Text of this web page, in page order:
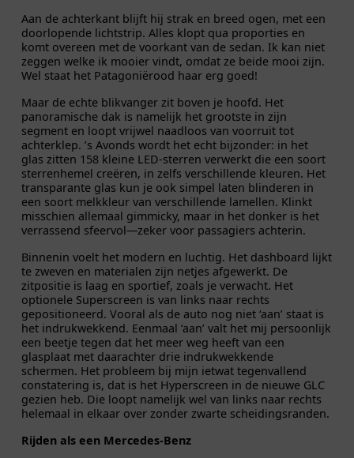
Aan de achterkant blijft hij strak en breed ogen, met een
doorlopende lichtstrip. Alles klopt qua proporties en
komt overeen met de voorkant van de sedan. Ik kan niet
zeggen welke ik mooier vindt, omdat ze beide mooi zijn.
Wel staat het Patagoniërood haar erg goed!
Maar de echte blikvanger zit boven je hoofd. Het
panoramische dak is namelijk het grootste in zijn
segment en loopt vrijwel naadloos van voorruit tot
achterklep. ’s Avonds wordt het echt bijzonder: in het
glas zitten 158 kleine LED-sterren verwerkt die een soort
sterrenhemel creëren, in zelfs verschillende kleuren. Het
transparante glas kun je ook simpel laten blinderen in
een soort melkkleur van verschillende lamellen. Klinkt
misschien allemaal gimmicky, maar in het donker is het
verrassend sfeervol—zeker voor passagiers achterin.
Binnenin voelt het modern en luchtig. Het dashboard lijkt
te zweven en materialen zijn netjes afgewerkt. De
zitpositie is laag en sportief, zoals je verwacht. Het
optionele Superscreen is van links naar rechts
gepositioneerd. Vooral als de auto nog niet ‘aan’ staat is
het indrukwekkend. Eenmaal ‘aan’ valt het mij persoonlijk
een beetje tegen dat het meer weg heeft van een
glasplaat met daarachter drie indrukwekkende
schermen. Het probleem bij mijn ietwat tegenvallend
constatering is, dat is het Hyperscreen in de nieuwe GLC
gezien heb. Die loopt namelijk wel van links naar rechts
helemaal in elkaar over zonder zwarte scheidingsranden.
Rijden als een Mercedes-Benz